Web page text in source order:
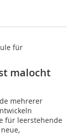
für
malocht
mehrerer
für leerstehende